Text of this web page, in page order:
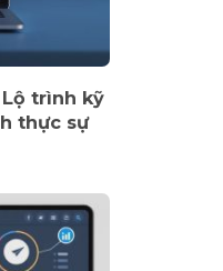
trình kỹ
thực sự